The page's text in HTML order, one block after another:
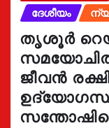
ദേശീയം
തൃശൂർ
ജീവൻ